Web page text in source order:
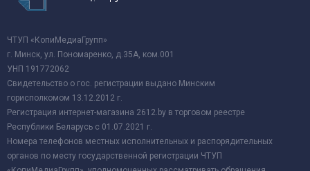
ЧТУП «КопиМедиаГрупп»
г. Минск, ул. Пономаренко, д.35А, ком.001
УНП 191772062
Свидетельство о гос. регистрации выдано Минским
горисполкомом 13.12.2012 г.
Регистрация интернет-магазина 2612.by в торговом реестре
Республики Беларусь с 01.07.2021 г.
Номера телефонов местных исполнительных и распорядительных
органов по месту государственной регистрации ЧТУП